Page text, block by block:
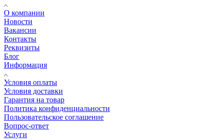
О компании
Новости
Вакансии
Контакты
Реквизиты
Блог
Информация
Условия оплаты
Условия доставки
Гарантия на товар
Политика конфиденциальности
Пользовательское соглашение
Вопрос-ответ
Услуги